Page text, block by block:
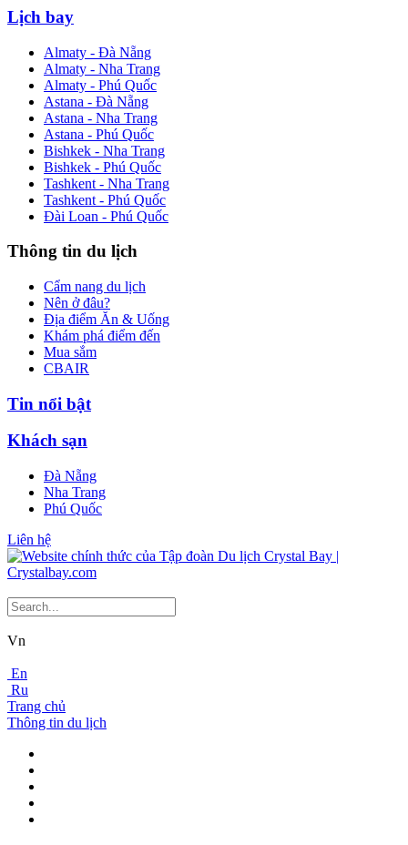
Lịch bay
Almaty - Đà Nẵng
Almaty - Nha Trang
Almaty - Phú Quốc
Astana - Đà Nẵng
Astana - Nha Trang
Astana - Phú Quốc
Bishkek - Nha Trang
Bishkek - Phú Quốc
Tashkent - Nha Trang
Tashkent - Phú Quốc
Đài Loan - Phú Quốc
Thông tin du lịch
Cẩm nang du lịch
Nên ở đâu?
Địa điểm Ăn & Uống
Khám phá điểm đến
Mua sắm
CBAIR
Tin nổi bật
Khách sạn
Đà Nẵng
Nha Trang
Phú Quốc
Liên hệ
Vn
En
Ru
Trang chủ
Thông tin du lịch